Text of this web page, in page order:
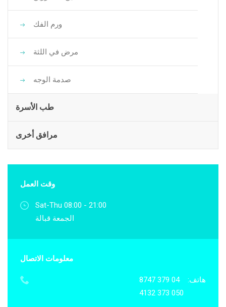
ورم الفك
مرض في اللثة
صدمة الوجه
طب الأسرة
مرافق أخرى
وقت العمل
Sat-Thu 08:00 - 21:00
الجمعة قبالة
معلومات الاتصال
هاتف:
04 379 8747
050 373 4132